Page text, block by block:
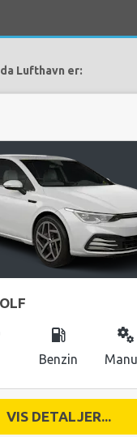
Lufthavn er:
local_gas_station
Benzin
miscellaneous_services
VIS DETALJER...